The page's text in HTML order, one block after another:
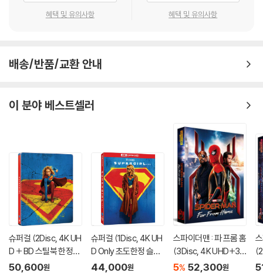
혜택 및 유의사항 혜택 및 유의사항
배송/반품/교환 안내
이 분야 베스트셀러
슈퍼걸 (2Disc, 4K UH
D + BD 스틸북 한정
판) (펀치) : 블루레이
50,600원
슈퍼걸 (1Disc, 4K UH
D Only 초도한정 슬립
케이스) : 블루레이
44,000원
스파이더맨 : 파 프롬 홈
(3Disc, 4K UHD+3D
+BD 렌티큘러 풀슬립
5% 52,300원